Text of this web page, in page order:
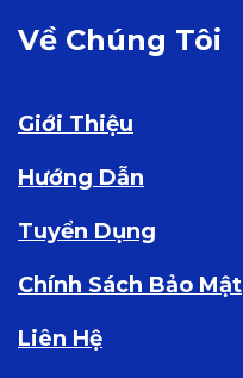
Về Chúng Tôi
Giới Thiệu
Hướng Dẫn
Tuyển Dụng
Chính Sách Bảo Mật
Liên Hệ